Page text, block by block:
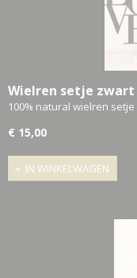
Wielren setje zwart
100% natural wielren
€ 15,00
IN WINKELWAGEN